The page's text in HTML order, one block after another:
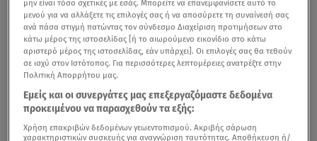
μην είναι τόσο σχετικές με εσάς. Μπορείτε να επανεμφανίσετε αυτό το
μενού για να αλλάξετε τις επιλογές σας ή να αποσύρετε τη συναίνεσή σας
ανά πάσα στιγμή πατώντας τον σύνδεσμο Διαχείριση προτιμήσεων στο
κάτω μέρος της ιστοσελίδας [ή το αιωρούμενο εικονίδιο στο κάτω
αριστερό μέρος της ιστοσελίδας, εάν υπάρχει]. Οι επιλογές σας θα τεθούν
σε ισχύ στον Ιστότοπος. Για περισσότερες λεπτομέρειες ανατρέξτε στην
Πολιτική Απορρήτου μας.
Εμείς και οι συνεργάτες μας επεξεργαζόμαστε δεδομένα
προκειμένου να παρασχεθούν τα εξής:
Χρήση επακριβών δεδομένων γεωεντοπισμού. Ακριβής σάρωση
χαρακτηριστικών συσκευής για αναγνώριση ταυτότητας. Αποθήκευση ή/